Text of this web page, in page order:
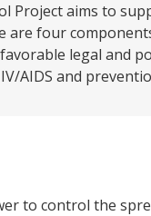
Project aims to
four
legal and
AIDS and
to control the